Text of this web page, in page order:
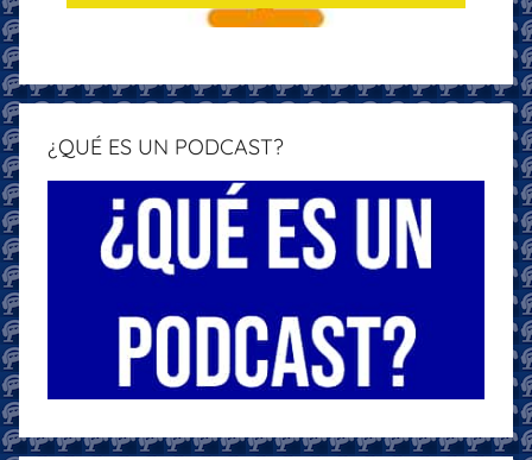
¿QUÉ ES UN PODCAST?